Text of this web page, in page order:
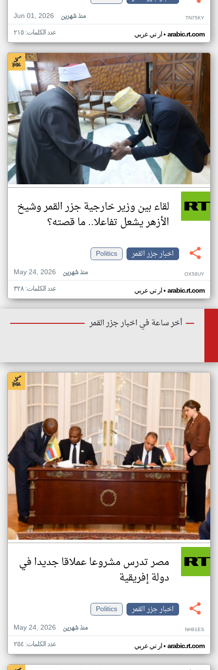
Jun 01, 2026
منذ شهرين TN75KY
ار تي عربي• arabic.rt.com عدد الكلمات: ٢١٥
لقاء بين وزير خارجية جزر القمر وشيخ
الأزهر يشعل تفاعلا.. ما قصته؟
اخبار جزر القمر
Politics
May 24, 2026
منذ شهرين OX58UY
ار تي عربي• arabic.rt.com عدد الكلمات: ٣٢٨
أخر ساعة في اخبار جزر القمر
مصر تدرس مشروعا عملاقا جديدا في
دولة إفريقية
اخبار جزر القمر
Politics
May 24, 2026
منذ شهرين NH91ES
ار تي عربي• arabic.rt.com عدد الكلمات: ٢٥٤